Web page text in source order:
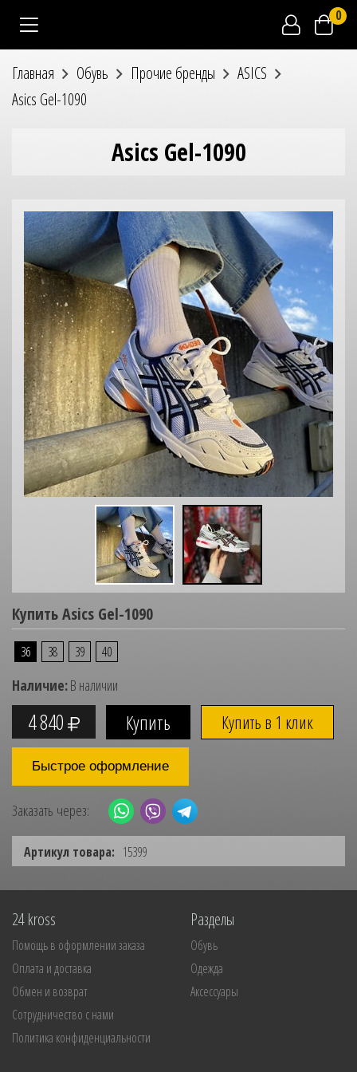
0
Главная Обувь Прочие бренды
ASICS
Asics Gel-1090
Asics Gel-1090
Купить Asics Gel-1090
36 38 39 40
Наличие:В наличии
4 840 Купить в 1 клик
Быстрое оформление
Заказать через:
Артикул товара: 15399
24 kross
Помощь в оформлении заказа
Оплата и доставка
Обмен и возврат
Сотрудничество с нами
Политика конфиденциальности
Разделы
Обувь
Одежда
Аксессуары